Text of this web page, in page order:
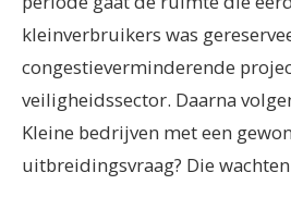
kleinverbruikers was
congestieverminderende
veiligheidssector. Daarna
Kleine bedrijven met een
uitbreidingsvraag? Die